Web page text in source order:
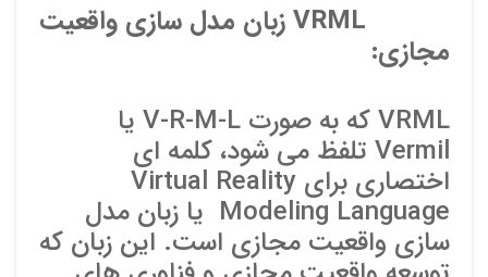
VRMLزبان مدل سازي واقعيت
مجازي:
VRML كه به صورت V-R-M-L يا
Vermil تلفظ مي شود، كلمه اي
اختصاري براي Virtual Reality
Modeling Language يا زبان مدل
سازي واقعيت مجازي است. اين زبان كه